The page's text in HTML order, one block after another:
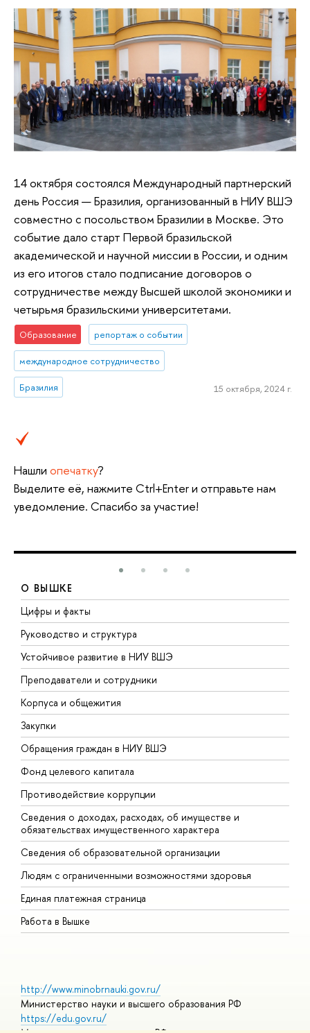
14 октября состоялся Международный партнерский
день Россия — Бразилия, организованный в НИУ ВШЭ
совместно с посольством Бразилии в Москве. Это
событие дало старт Первой бразильской
академической и научной миссии в России, и одним
из его итогов стало подписание договоров о
сотрудничестве между Высшей школой экономики и
четырьмя бразильскими университетами.
Образование репортаж о событии
международное сотрудничество
Бразилия 15 октября, 2024 г.
Нашли опечатку?
Выделите её, нажмите Ctrl+Enter и отправьте нам
уведомление. Спасибо за участие!
О ВЫШКЕ
Цифры и факты
Руководство и структура
Устойчивое развитие в НИУ ВШЭ
Преподаватели и сотрудники
Корпуса и общежития
Закупки
Обращения граждан в НИУ ВШЭ
Фонд целевого капитала
Противодействие коррупции
Сведения о доходах, расходах, об имуществе и
обязательствах имущественного характера
Сведения об образовательной организации
Людям с ограниченными возможностями здоровья
Единая платежная страница
Работа в Вышке
http://www.minobrnauki.gov.ru/
Министерство науки и высшего образования РФ
https://edu.gov.ru/